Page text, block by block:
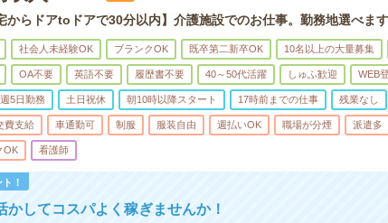
からドアtoドアで30分以内】介護施設でのお仕事。勤務地選べます
社会人未経験OK ブランクOK 既卒第二新卒OK 10名以上の大量募集
OA不要 英語不要 履歴書不要 40～50代活躍 しゅふ歓迎 WEB
週5日勤務 土日祝休 朝10時以降スタート 17時前までの仕事 残業なし
費支給 車通勤可 制服 服装自由 週払いOK 職場が分煙 派遣多
OK 看護師
！
かしてコスパよく稼ぎませんか！